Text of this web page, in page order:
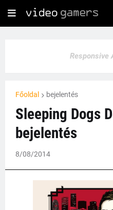
Responsive
Főoldal bejelentés
Sleeping Dogs
bejelentés
8/08/2014